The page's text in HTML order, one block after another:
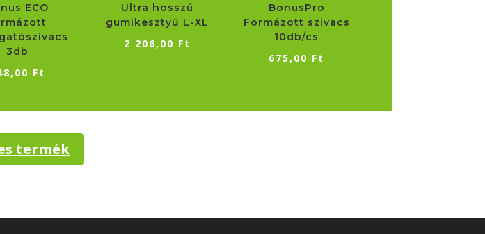
ECO
3db
Ft
Ultra hosszú
gumikesztyű L-XL
2 206,00 Ft
BonusPro
Formázott szivacs
10db/cs
675,00 Ft
termék